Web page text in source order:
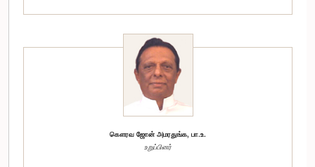
கௌரவ ஜோன் அமரதுங்க, பா.உ.
உறுப்பினர்